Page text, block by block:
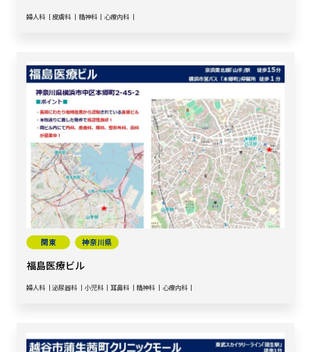
婦人科 皮膚科 精神科 心療内科
関東 神奈川県
福島医療ビル
婦人科 泌尿器科 小児科 耳鼻科 精神科 心療内科